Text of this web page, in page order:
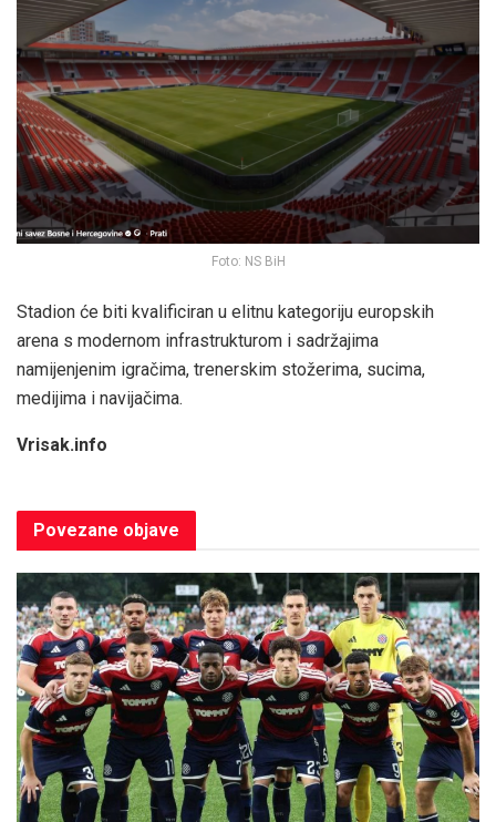
Foto: NS BiH
Stadion će biti kvalificiran u elitnu kategoriju europskih
arena s modernom infrastrukturom i sadržajima
namijenjenim igračima, trenerskim stožerima, sucima,
medijima i navijačima.
Vrisak.info
Povezane objave